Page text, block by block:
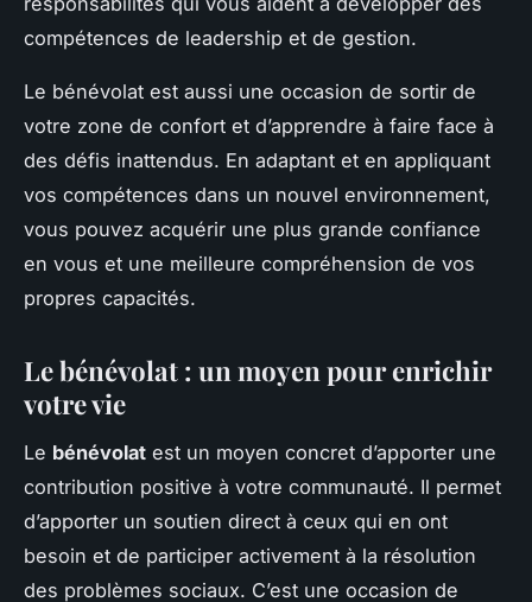
compétences de leadership et de gestion.
Le bénévolat est aussi une occasion de sortir de
votre zone de confort et d’apprendre à faire face à
des défis inattendus. En adaptant et en appliquant
vos compétences dans un nouvel environnement,
vous pouvez acquérir une plus grande confiance
en vous et une meilleure compréhension de vos
propres capacités.
Le bénévolat : un moyen pour enrichir
votre vie
Le bénévolat est un moyen concret d’apporter une
contribution positive à votre communauté. Il permet
d’apporter un soutien direct à ceux qui en ont
besoin et de participer activement à la résolution
des problèmes sociaux. C’est une occasion de